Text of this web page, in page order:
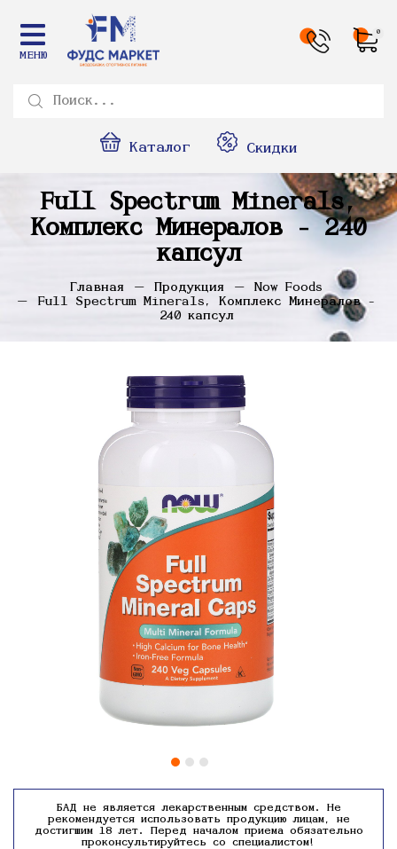
МЕНЮ
0
Каталог Скидки
Full Spectrum Minerals,
Комплекс Минералов - 240
капсул
Главная Продукция
Now Foods
Full Spectrum Minerals, Комплекс Минералов -
240 капсул
БАД не является лекарственным средством. Не
рекомендуется использовать продукцию лицам, не
достигшим 18 лет. Перед началом приема обязательно
проконсультируйтесь со специалистом!